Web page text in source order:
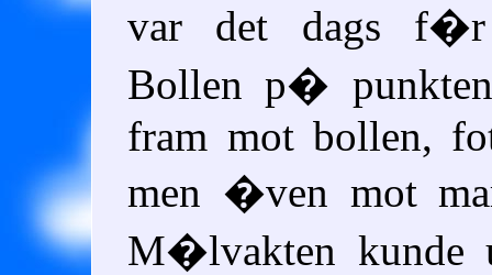
var det dags
Bollen p�
fram mot bollen,
men �ven mot
M�lvakten kunde